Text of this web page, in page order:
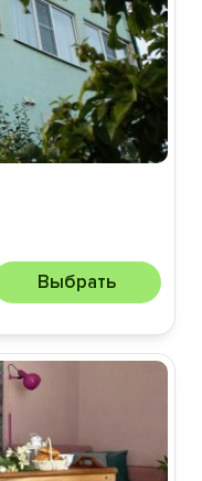
Выбрать